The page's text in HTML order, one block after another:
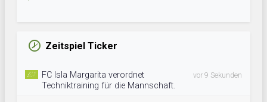
Zeitspiel Ticker
FC Isla Margarita verordnet
Techniktraining für die Mannschaft.
vor 9 Sekunden